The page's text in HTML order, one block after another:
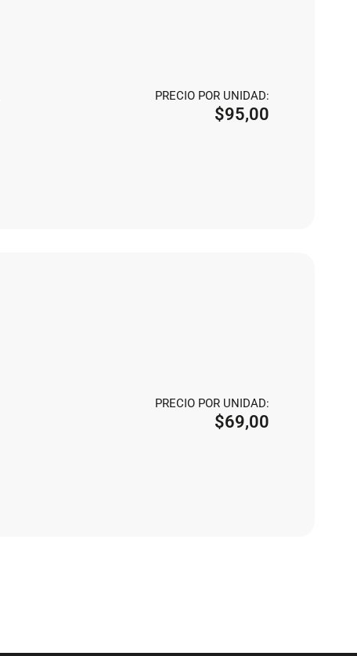
PRECIO POR UNIDAD:
$95,00
PRECIO POR UNIDAD:
$69,00